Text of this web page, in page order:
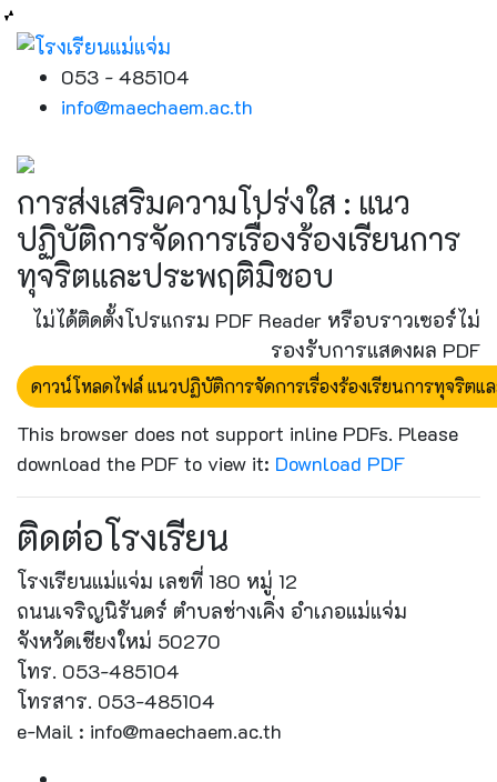
053 - 485104
info@maechaem.ac.th
การส่งเสริมความโปร่งใส : แนว
ปฏิบัติการจัดการเรื่องร้องเรียนการ
ทุจริตและประพฤติมิชอบ
ไม่ได้ติดตั้งโปรแกรม PDF Reader หรือบราวเซอร์ไม่
รองรับการแสดงผล PDF
ดาวน์โหลดไฟล์ แนวปฏิบัติการจัดการเรื่องร้องเรียนการทุจริต
This browser does not support inline PDFs. Please
download the PDF to view it: Download PDF
ติดต่อโรงเรียน
โรงเรียนแม่แจ่ม เลขที่ 180 หมู่ 12
ถนนเจริญนิรันดร์ ตำบลช่างเคิ่ง อำเภอแม่แจ่ม
จังหวัดเชียงใหม่ 50270
โทร. 053-485104
โทรสาร. 053-485104
e-Mail : info@maechaem.ac.th